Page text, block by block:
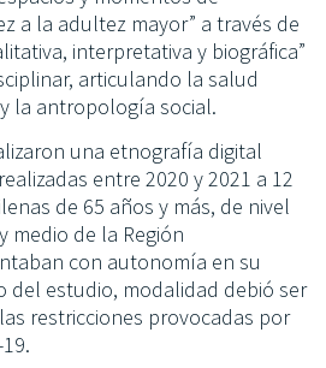
a la adultez mayor” a través de
interpretativa y biográfica”
articulando la salud
la antropología social.
una etnografía digital
entre 2020 y 2021 a 12
de 65 años y más, de nivel
medio de la Región
con autonomía en su
del estudio, modalidad debió ser
restricciones provocadas por